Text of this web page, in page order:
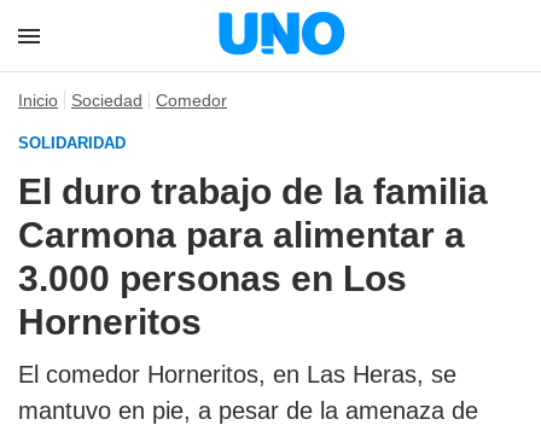
Inicio Sociedad Comedor
SOLIDARIDAD
El duro trabajo de la familia
Carmona para alimentar a
3.000 personas en Los
Horneritos
El comedor Horneritos, en Las Heras, se
mantuvo en pie, a pesar de la amenaza de